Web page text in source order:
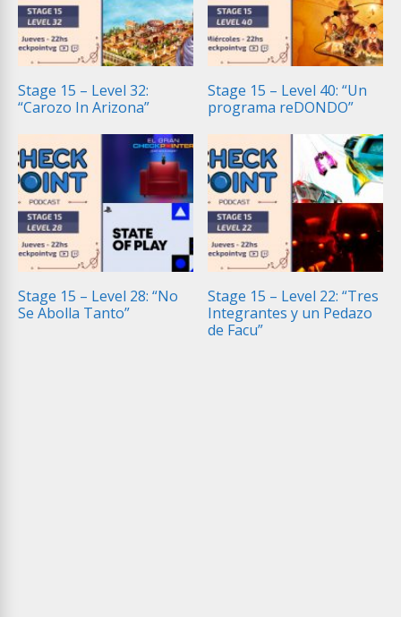
Stage 15 – Level 32:
“Carozo In Arizona”
Stage 15 – Level 40: “Un
programa reDONDO”
Stage 15 – Level 28: “No
Se Abolla Tanto”
Stage 15 – Level 22: “Tres
Integrantes y un Pedazo
de Facu”